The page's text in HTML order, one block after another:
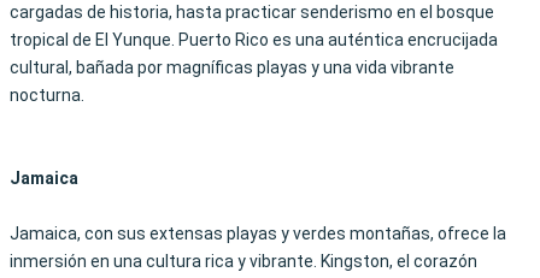
cargadas de historia, hasta practicar senderismo en el bosque
tropical de El Yunque. Puerto Rico es una auténtica encrucijada
cultural, bañada por magníficas playas y una vida vibrante
nocturna.
Jamaica
Jamaica, con sus extensas playas y verdes montañas, ofrece la
inmersión en una cultura rica y vibrante. Kingston, el corazón